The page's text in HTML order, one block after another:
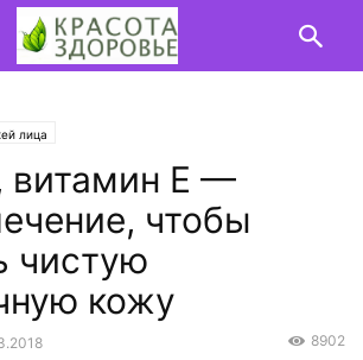
лица
витамин E —
чтобы
чистую
кожу
8902